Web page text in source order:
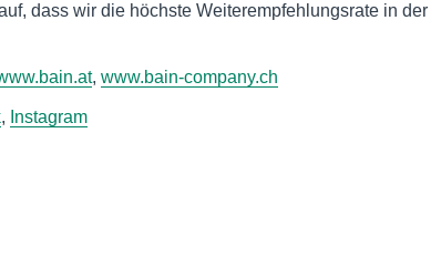
dass wir die höchste Weiterempfehlungsrate in der
, www.bain-company.ch
, Instagram